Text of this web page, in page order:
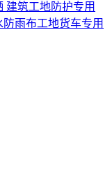
建筑工地防护专用
雨布工地货车专用